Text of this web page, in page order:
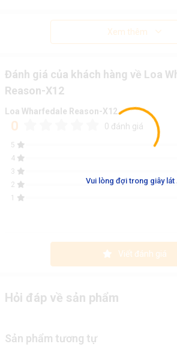
Vui lòng đợi trong giây lát
Xem thêm
Đánh giá của khách hàng về Loa
Reason-X12
Loa Wharfedale Reason-X12
0 0 đánh giá
5
4
3
2
1
Viết đánh giá
Hỏi đáp về sản phẩm
Sản phẩm tương tự